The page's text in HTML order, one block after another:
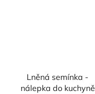
Lněná semínka -
nálepka do kuchyně